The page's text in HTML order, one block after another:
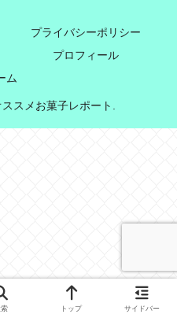
プライバシーポリシー
プロフィール
ム
スメお菓子レポート.
トップ サイドバー